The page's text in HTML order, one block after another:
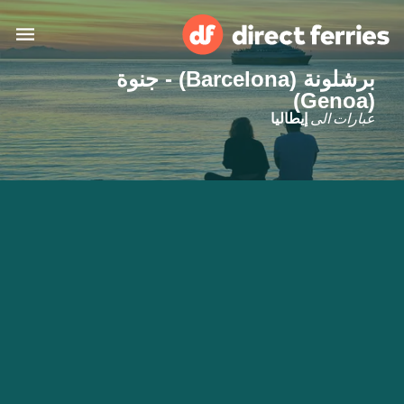
البلدان
تذاكر العبّارة
برشلونة (Barcelona) - جنوة
(Genoa)
عبارات الى إيطاليا